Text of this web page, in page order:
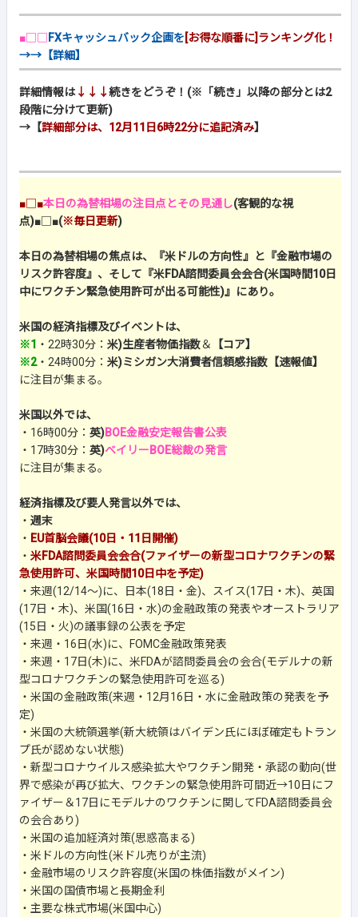
■□□ FXキャッシュバック企画を [お得な順番に]ランキング化！
→→【詳細】
詳細情報は↓↓↓続きをどうぞ！(※「続き」以降の部分とは2
段階に分けて更新)
→【詳細部分は、12月11日6時22分に追記済み】
■□■本日の為替相場の注目点とその見通し(客観的な視
点)■□■(※毎日更新)
本日の為替相場の焦点は、『米ドルの方向性』と『金融市場の
リスク許容度』、そして『米FDA諮問委員会会合(米国時間10日
中にワクチン緊急使用許可が出る可能性)』にあり。
米国の経済指標及びイベントは、
※1 ・22時30分： 米)生産者物価指数＆
【コア】
※2・24時00分： 米)ミシガン大消費者信頼感指数【速報値】
に注目が集まる。
米国以外では、
・16時00分： 英)BOE金融安定報告書公表
・17時30分： 英)ベイリーBOE総裁の発言
に注目が集まる。
経済指標及び要人発言以外では、
・ 週末
・ EU首脳会議(10日・11日開催)
・ 米FDA諮問委員会会合(ファイザーの新型コロナワクチンの緊
急使用許可、米国時間10日中を予定)
・来週(12/14～)に、日本(18日・金)、スイス(17日・木)、英国
(17日・木)、米国(16日・水)の金融政策の発表やオーストラリア
(15日・火)の議事録の公表を予定
・来週・16日(水)に、FOMC金融政策発表
・来週・17日(木)に、米FDAが諮問委員会の会合(モデルナの新
型コロナワクチンの緊急使用許可を巡る)
・米国の金融政策(来週・12月16日・水に金融政策の発表を予
定)
・米国の大統領選挙(新大統領はバイデン氏にほぼ確定もトラン
プ氏が認めない状態)
・新型コロナウイルス感染拡大やワクチン開発・承認の動向(世
界で感染が再び拡大、ワクチンの緊急使用許可間近→10日にフ
ァイザー＆17日にモデルナのワクチンに関してFDA諮問委員会
の会合あり)
・米国の追加経済対策(思惑高まる)
・米ドルの方向性(米ドル売りが主流)
・金融市場のリスク許容度(米国の株価指数がメイン)
・米国の国債市場と長期金利
・主要な株式市場(米国中心)